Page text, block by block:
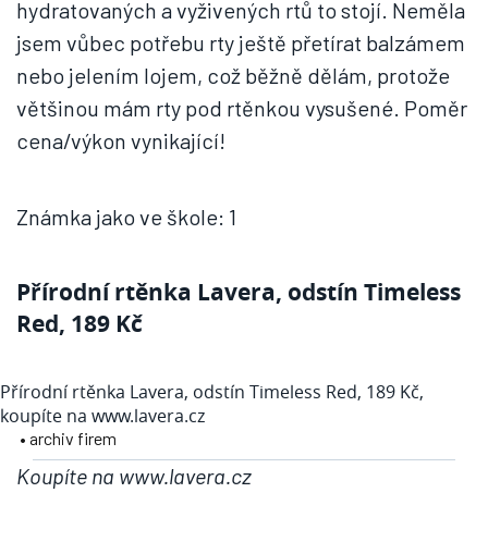
hydratovaných a vyživených rtů to stojí. Neměla
jsem vůbec potřebu rty ještě přetírat balzámem
nebo jelením lojem, což běžně dělám, protože
většinou mám rty pod rtěnkou vysušené. Poměr
cena/výkon vynikající!
Známka jako ve škole: 1
Přírodní rtěnka Lavera, odstín Timeless
Red, 189 Kč
Přírodní rtěnka Lavera, odstín Timeless Red, 189 Kč,
koupíte na www.lavera.cz
• archiv firem
Koupíte na www.lavera.cz